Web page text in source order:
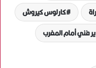
كارلوس كيروش
فني أمام المغرب